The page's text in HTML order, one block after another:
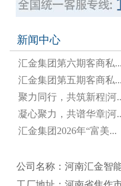
新闻中心
汇金集团第六期客商私...
汇金集团第五期客商私...
聚力同行，共筑新程|河
凝心聚力，共谱华章|河
汇金集团2026年“富美...
公司名称：河南汇金智